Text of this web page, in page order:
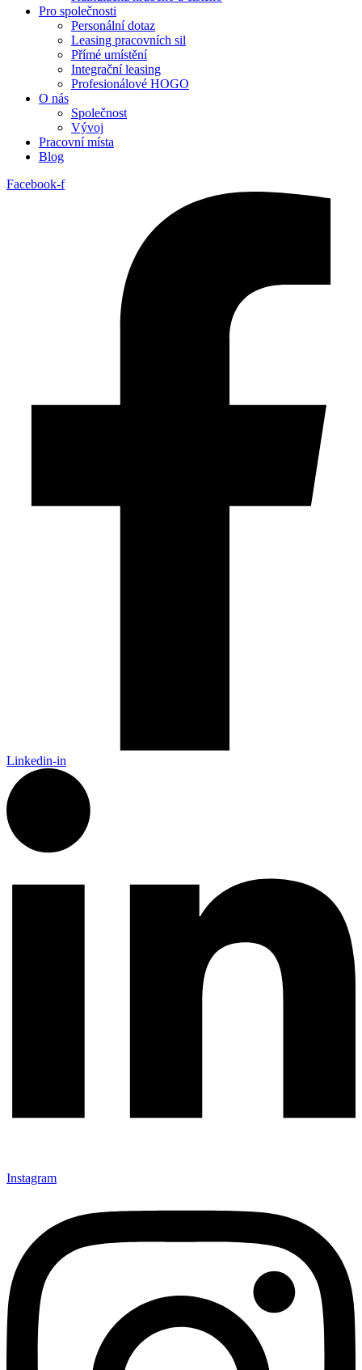
Pro společnosti
Personální dotaz
Leasing pracovních sil
Přímé umístění
Integrační leasing
Profesionálové HOGO
O nás
Společnost
Vývoj
Pracovní místa
Blog
Facebook-f
Linkedin-in
Instagram